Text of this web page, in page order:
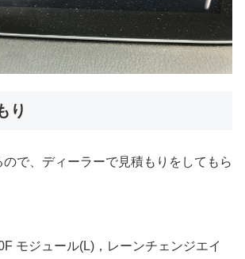
り
ので、ディーラーで見積もりをしてもら
モジュール(L)，レーンチェンジエイ